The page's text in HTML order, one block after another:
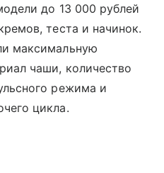
до 13 000 рублей
теста и начинок.
максимальную
чаши, количество
режима и
цикла.